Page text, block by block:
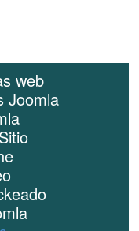
web
Joomla